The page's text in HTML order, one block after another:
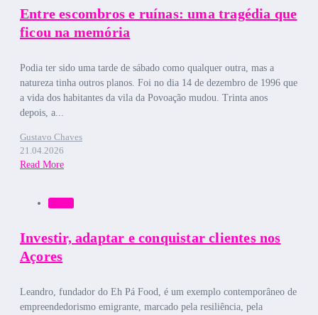
Entre escombros e ruínas: uma tragédia que
ficou na memória
Podia ter sido uma tarde de sábado como qualquer outra, mas a
natureza tinha outros planos. Foi no dia 14 de dezembro de 1996 que
a vida dos habitantes da vila da Povoação mudou. Trinta anos
depois, a...
Gustavo Chaves
21.04.2026
Read More
Bruma
Investir, adaptar e conquistar clientes nos
Açores
Leandro, fundador do Eh Pá Food, é um exemplo contemporâneo de
empreendedorismo emigrante, marcado pela resiliência, pela